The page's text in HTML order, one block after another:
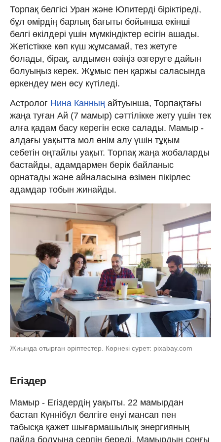
Торпақ белгісі Уран және Юпитерді біріктіреді,
бұл өмірдің барлық бағыты бойынша екінші
белгі өкілдері үшін мүмкіндіктер есігін ашады.
Жетістікке көп күш жұмсамай, тез жетуге
болады, бірақ, алдымен өзіңіз өзгеруге дайын
болуыңыз керек. Жұмыс пен қаржы саласында
өркендеу мен өсу күтіледі.
Астролог Нина Канның айтуынша, Торпақтағы
жаңа туған Ай (7 мамыр) сәттілікке жету үшін тек
алға қадам басу керегін еске салады. Мамыр -
алдағы уақытта мол өнім алу үшін тұқым
себетін оңтайлы уақыт. Торпақ жаңа жобаларды
бастайды, адамдармен берік байланыс
орнатады және айналасына өзімен пікірлес
адамдар тобын жинайды.
Жиында отырған әріптестер. Көрнекі сурет: pixabay.com
Егіздер
Мамыр - Егіздердің уақыты. 22 мамырдан
бастап Күннібұл белгіге енуі мансап пен
табысқа қажет шығармашылық энергияның
пайда болуына серпін береді. Мамырдың соңғы